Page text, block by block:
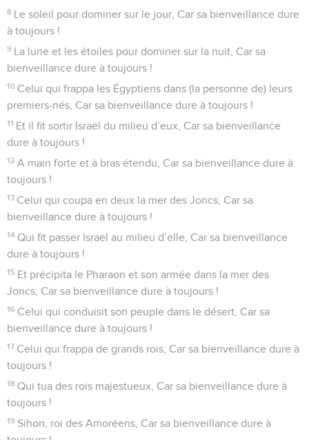
21 Béni soit l’Éternel depuis Sion, Lui qui demeure à
Jérusalem ! Louez l’Éternel !
© Société biblique française – Bibli’O, 1978, avec autorisation. Pour vous procurer
une Bible imprimée, rendez-vous sur www.editionsbiblio.fr
Psaumes 136
Assis au bord des fleuves à Babylone
1 Célébrez l’Éternel, car il est bon, Car sa bienveillance dure
à toujours.
2 Célébrez le Dieu des dieux, Car sa bienveillance dure à
toujours !
3 Célébrez le Seigneur des seigneurs, Car sa bienveillance
dure à toujours !
4 Celui qui seul fait de grands miracles, Car sa bienveillance
dure à toujours !
5 Celui qui a fait les cieux avec intelligence, Car sa
bienveillance dure à toujours !
6 Celui qui a étendu la terre sur les eaux, Car sa
bienveillance dure à toujours !